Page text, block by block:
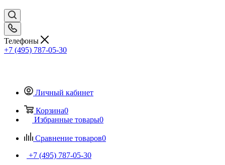
Телефоны
+7 (495) 787-05-30
Личный кабинет
Корзина0
Избранные товары0
Сравнение товаров0
+7 (495) 787-05-30